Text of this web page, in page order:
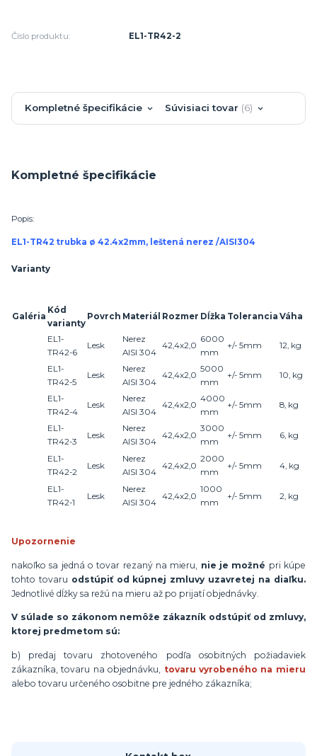
Číslo produktu: EL1-TR42-2
Kompletné špecifikácie Súvisiaci tovar 6
Kompletné špecifikácie
Popis:
EL1-TR42 trubka ø 42.4x2mm, leštená nerez /AISI304
Varianty
Galéria
Kód
varianty
Povrch Materiál Rozmer Dĺžka Tolerancia Váha
EL1-
TR42-6
Lesk
Nerez
AISI 304
42,4x2,0
6000
mm
+/- 5mm 12, kg
EL1-
TR42-5
Lesk
Nerez
AISI 304
42,4x2,0
5000
mm
+/- 5mm 10, kg
EL1-
TR42-4
Lesk
Nerez
AISI 304
42,4x2,0
4000
mm
+/- 5mm 8, kg
EL1-
TR42-3
Lesk
Nerez
AISI 304
42,4x2,0
3000
mm
+/- 5mm 6, kg
EL1-
TR42-2
Lesk
Nerez
AISI 304
42,4x2,0
2000
mm
+/- 5mm 4, kg
EL1-
TR42-1
Lesk
Nerez
AISI 304
42,4x2,0
1000
mm
+/- 5mm 2, kg
Upozornenie
nakoľko sa jedná o tovar rezaný na mieru, nie je možné pri kúpe
tohto tovaru odstúpiť od kúpnej zmluvy uzavretej na diaľku.
Jednotlivé dĺžky sa režú na mieru až po prijatí objednávky.
V súlade so zákonom nemôže zákazník odstúpiť od zmluvy,
ktorej predmetom sú:
b) predaj tovaru zhotoveného podľa osobitných požiadaviek
zákazníka, tovaru na objednávku, tovaru vyrobeného na mieru
alebo tovaru určeného osobitne pre jedného zákazníka;